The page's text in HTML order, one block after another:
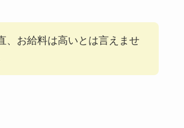
、お給料は高いとは言えませ